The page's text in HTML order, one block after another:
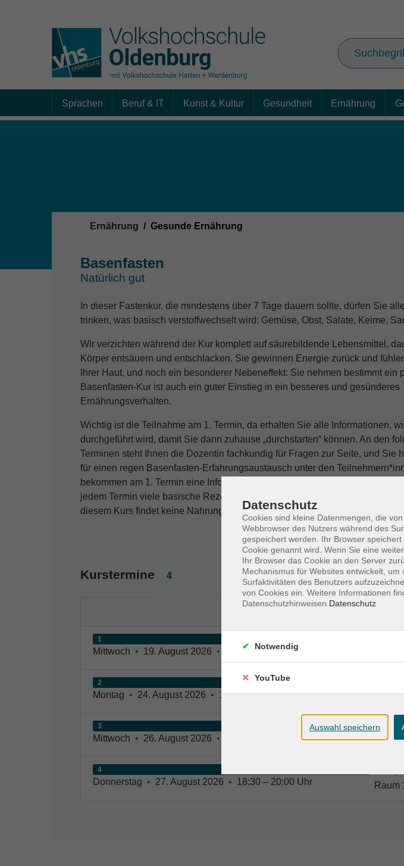
Sprachen Beruf & IT Kunst & Kultur Gesundheit Ernährung
Ernährung Gesunde Ernährung
Basenfasten
Natürlich gut
In dieser Fastenkur, die mindestens über 7 Tage dauern sollte, dürfen Sie
trinken, was basisch verstoffwechselt wird: Gemüse, Obst, Salate, Keime,
Wir verzichten während der Kur komplett auf säurebildende Lebensmittel,
Körper entsäuern und entschlacken. Sie gewinnen Energie zurück und
Ihrer Haut, und noch ein besonderer Nebeneffekt: Sie nehmen bestimmt ein
Basenfasten-Kur ist auch ein guter Einstieg in ein besseres und gesünderes
Ernährungsverhalten.
Wichtig ist die Teilnahme am 1. Termin, da erhalten Sie alle Informationen,
durchgeführt wird, damit Sie dann zuhause „durchstarten“ können. An den
Terminen steht Ihnen die Dozentin fachkundig für Fragen zur Seite, und Sie
für einen regen Basenfasten-Erfahrungsaustausch unter den
bekommen am 1. Termin eine Infomappe für die ganze Basenfastenwoche
jedem Termin viele basische Rezepte, damit Sie zuhause leckere Gerichte
diesem Kurs findet keine Nahrungszubereitung statt.
Kurstermine 4
1
Mittwoch • 19. August 2026 • 18:30 – 20:00 Uhr
2
Montag • 24. August 2026 • 18:30 – 20:00 Uhr
3
Mittwoch • 26. August 2026 •
VHS,
Raum
4
Donnerstag • 27. August 2026 • 18:30 – 20:00 Uhr
Raum
Datenschutz
Cookies sind kleine Datenmengen, die
Webbrowser des Nutzers während des
gespeichert werden. Ihr Browser
Cookie genannt wird. Wenn Sie eine
Ihr Browser das Cookie an den Server
Mechanismus für Websites entwickelt,
Surfaktivitäten des Benutzers
von Cookies ein. Weitere Informationen
Datenschutzhinweisen. Datenschutz
Notwendig
YouTube
Auswahl speichern